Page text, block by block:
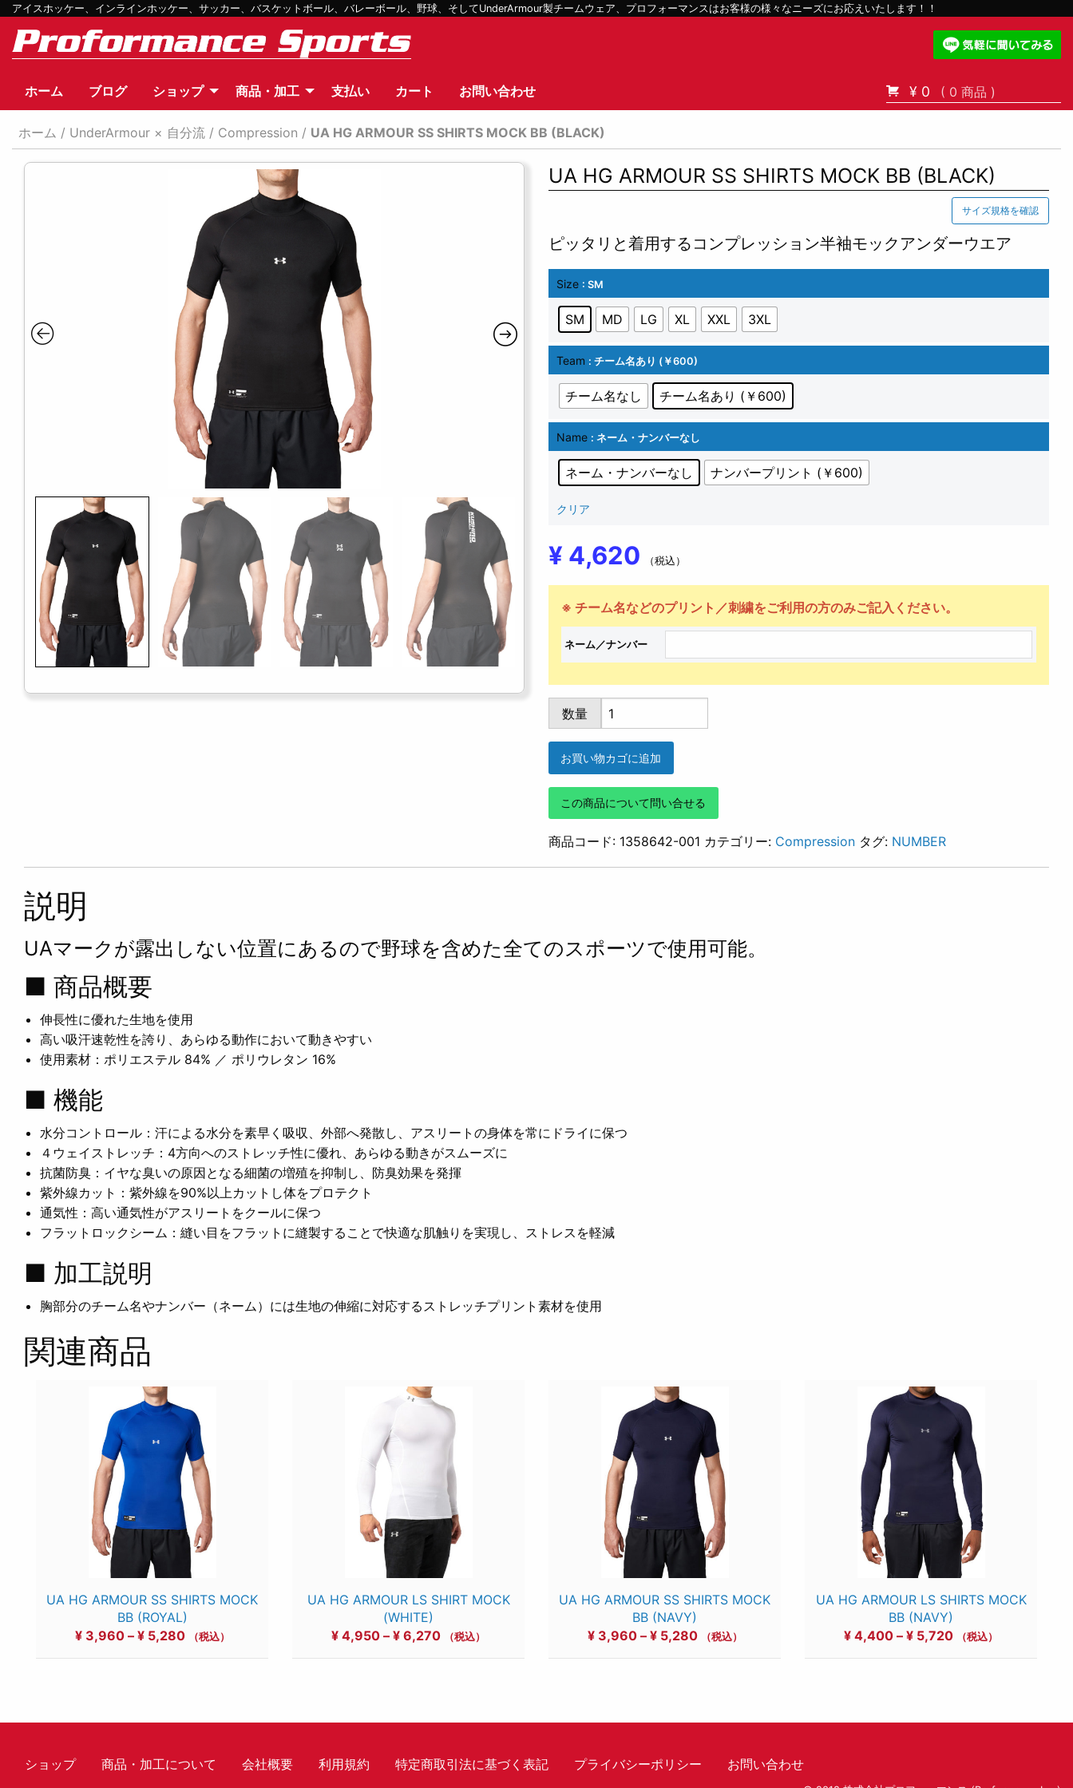
アイスホッケー、インラインホッケー、サッカー、バスケットボール、バレーボール、野球、そしてUnderArmour製チームウェア、プロフォーマンスはお客様の様々なニーズにお応えいたします！！
ホーム ブログ ショップ 商品・加工 支払い カート お問い合わせ ¥ 0 ( 0 商品 )
ホーム / UnderArmour × 自分流 / Compression / UA HG ARMOUR SS SHIRTS MOCK BB (BLACK)
UA HG ARMOUR SS SHIRTS MOCK BB (BLACK)
サイズ規格を確認
ピッタリと着用するコンプレッション半袖モックアンダーウエア
Size : SM
SM MD LG XL XXL 3XL
Team : チーム名あり (￥600)
チーム名なし チーム名あり (￥600)
Name : ネーム・ナンバーなし
ネーム・ナンバーなし ナンバープリント (￥600)
クリア
¥ 4,620 （税込）
HG
ARMOUR
SS
SHIRTS
MOCK
(BLACK)
個
数量
お買い物カゴに追加
この商品について問い合せる
商品コード: 1358642-001 カテゴリー: Compression タグ: NUMBER
説明
UAマークが露出しない位置にあるので野球を含めた全てのスポーツで使用可能。
■ 商品概要
伸長性に優れた生地を使用
高い吸汗速乾性を誇り、あらゆる動作において動きやすい
使用素材：ポリエステル 84% ／ ポリウレタン 16%
■ 機能
水分コントロール：汗による水分を素早く吸収、外部へ発散し、アスリートの身体を常にドライに保つ
４ウェイストレッチ：4方向へのストレッチ性に優れ、あらゆる動きがスムーズに
抗菌防臭：イヤな臭いの原因となる細菌の増殖を抑制し、防臭効果を発揮
紫外線カット：紫外線を90%以上カットし体をプロテクト
通気性：高い通気性がアスリートをクールに保つ
フラットロックシーム：縫い目をフラットに縫製することで快適な肌触りを実現し、ストレスを軽減
■ 加工説明
胸部分のチーム名やナンバー（ネーム）には生地の伸縮に対応するストレッチプリント素材を使用
関連商品
UA HG ARMOUR SS SHIRTS MOCK
BB (ROYAL)
¥3,960 – ¥5,280価（税込）
UA HG ARMOUR LS SHIRT MOCK
(WHITE)
¥ 4,950 – ¥ 6,270価（税込）
UA HG ARMOUR SS SHIRTS MOCK
BB (NAVY)
¥3,960 – ¥5,280価（税込）
UA HG ARMOUR LS SHIRTS MOCK
BB (NAVY)
¥ 4,400 – ¥ 5,720価（税込）
ショップ 商品・加工について 会社概要 利用規約 特定商取引法に基づく表記 プライバシーポリシー お問い合わせ